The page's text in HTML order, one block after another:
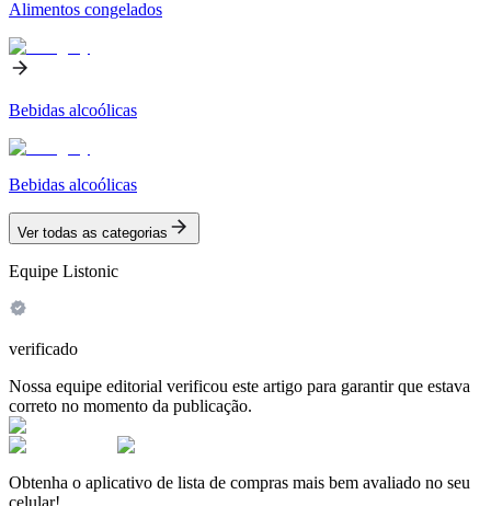
Alimentos congelados
Bebidas alcoólicas
Bebidas alcoólicas
Ver todas as categorias
Equipe Listonic
verificado
Nossa equipe editorial verificou este artigo para garantir que estava
correto no momento da publicação.
Obtenha o aplicativo de lista de compras mais bem avaliado no seu
celular!